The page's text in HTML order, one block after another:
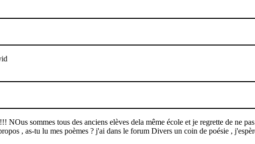
sommes tous des anciens elèves dela même école et je regrette de ne
, as-tu lu mes poèmes ? j'ai dans le forum Divers un coin de poésie ,